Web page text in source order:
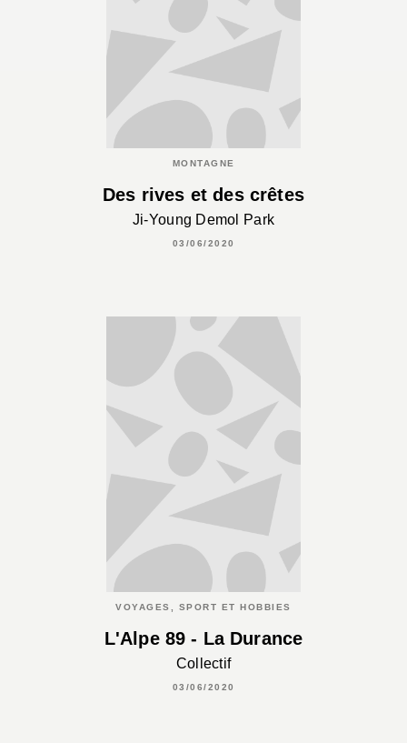
MONTAGNE
Des rives et des crêtes
Ji-Young Demol Park
03/06/2020
VOYAGES, SPORT ET HOBBIES
L'Alpe 89 - La Durance
Collectif
03/06/2020